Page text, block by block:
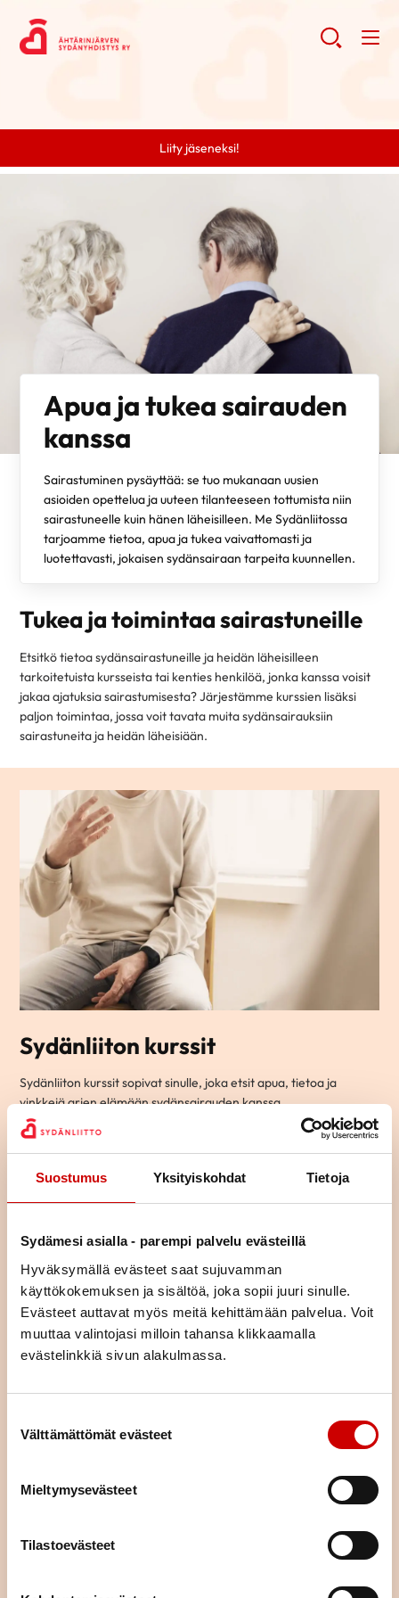
Suostumus Yksityiskohdat Tietoja
Sydämesi asialla - parempi palvelu evästeillä
Hyväksymällä evästeet saat sujuvamman
käyttökokemuksen ja sisältöä, joka sopii juuri sinulle.
Evästeet auttavat myös meitä kehittämään palvelua. Voit
muuttaa valintojasi milloin tahansa klikkaamalla
evästelinkkiä sivun alakulmassa.
Välttämättömät evästeet
Mieltymysevästeet
Tilastoevästeet
Liity jäseneksi!
Apua ja tukea sairauden
kanssa
Sairastuminen pysäyttää: se tuo mukanaan uusien
asioiden opettelua ja uuteen tilanteeseen tottumista niin
sairastuneelle kuin hänen läheisilleen. Me Sydänliitossa
tarjoamme tietoa, apua ja tukea vaivattomasti ja
luotettavasti, jokaisen sydänsairaan tarpeita kuunnellen.
Tukea ja toimintaa sairastuneille
Etsitkö tietoa sydänsairastuneille ja heidän läheisilleen
tarkoitetuista kursseista tai kenties henkilöä, jonka kanssa voisit
jakaa ajatuksia sairastumisesta? Järjestämme kurssien lisäksi
paljon toimintaa, jossa voit tavata muita sydänsairauksiin
sairastuneita ja heidän läheisiään.
Sydänliiton kurssit
Sydänliiton kurssit sopivat sinulle, joka etsit apua, tietoa ja
vinkkejä arjen elämään sydänsairauden kanssa.
Ryhmämuotoisilla kursseillamme pääset tapaamaan toisia
samassa elämäntilanteessa olevia ja jakamaan kokemuksia
Kurssimme ovat osallistujille maksuttomia. Voit hakeutua kaikille
kursseille asuinpaikastasi riippumatta.
KURSSIKALENTERI